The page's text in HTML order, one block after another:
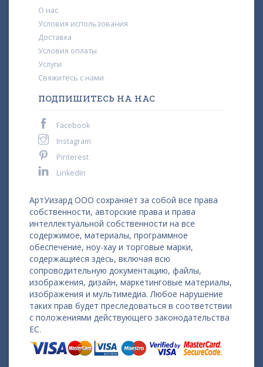
О нас
Условия использования
Доставка
Условия оплаты
Услуги
Свяжитесь с нами
ПОДПИШИТЕСЬ НА НАС
Facebook
Instagram
Pinterest
LinkedIn
АртУизард ООО сохраняет за собой все права
собственности, авторские права и права
интеллектуальной собственности на все
содержимое, материалы, программное
обеспечение, ноу-хау и торговые марки,
содержащиеся здесь, включая всю
сопроводительную документацию, файлы,
изображения, дизайн, маркетинговые материалы,
изображения и мультимедиа. Любое нарушение
таких прав будет преследоваться в соответствии
с положениями действующего законодательства
ЕС.